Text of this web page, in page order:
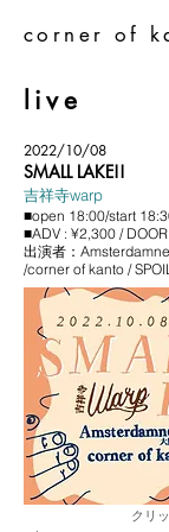
corner of
live
2022/10/08
SMALL LAKE!!
吉祥寺warp
■open 18:00/start
■ADV : ¥2,300 /
出演者：
/corner of kanto /
クリ